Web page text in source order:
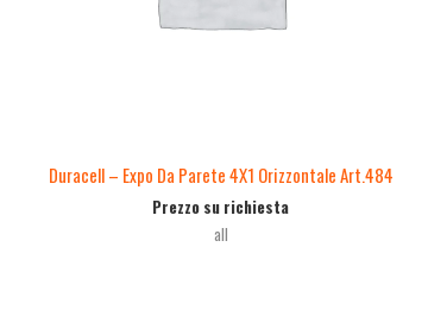
Duracell – Expo Da Parete 4X1 Orizzontale Art.484
Prezzo su richiesta
all